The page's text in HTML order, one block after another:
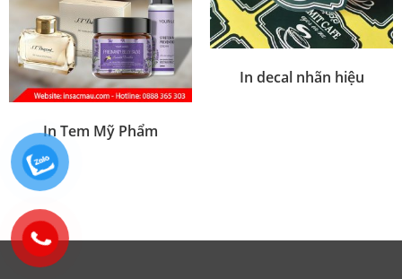
In Tem Mỹ Phẩm
In decal nhãn hiệu